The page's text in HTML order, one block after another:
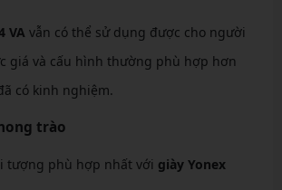
VA vẫn có thể sử dụng được cho người
giá và cấu hình thường phù hợp hơn
có kinh nghiệm.
trào
tượng phù hợp nhất với giày Yonex